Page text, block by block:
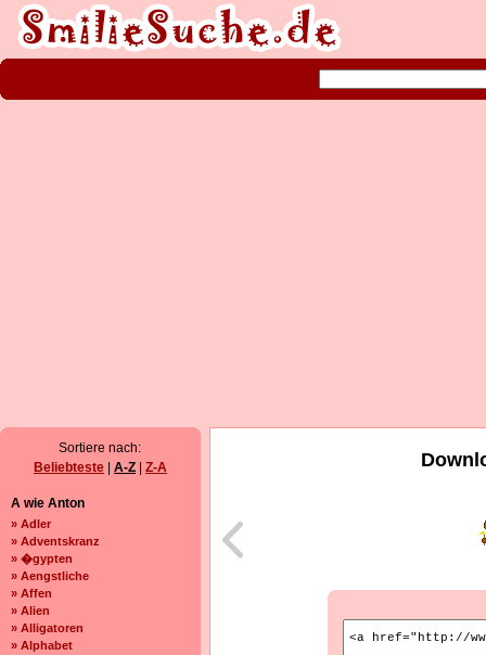
Sortiere nach:
Beliebteste
A-Z Z-A
A wie Anton
» Adler
» Adventskranz
» �gypten
» Aengstliche
» Affen
» Alien
» Alligatoren
» Alphabet